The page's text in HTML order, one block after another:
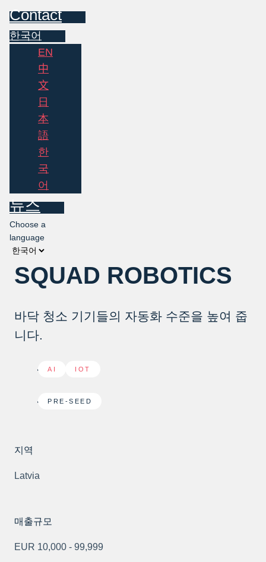
Contact
한국어
EN
中
文
日
本
語
한
국
어
뉴스
Choose a
language
SQUAD ROBOTICS
바닥 청소 기기들의 자동화 수준을 높여 줍
니다.
AI IOT
PRE-SEED
지역
Latvia
매출규모
EUR 10,000 - 99,999